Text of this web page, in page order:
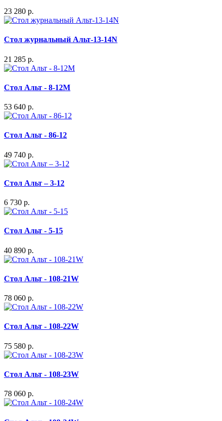
23 280 р.
Стол журнальный Альт-13-14N
21 285 р.
Стол Альт - 8-12М
53 640 р.
Стол Альт - 86-12
49 740 р.
Стол Альт – 3-12
6 730 р.
Стол Альт - 5-15
40 890 р.
Стол Альт - 108-21W
78 060 р.
Стол Альт - 108-22W
75 580 р.
Стол Альт - 108-23W
78 060 р.